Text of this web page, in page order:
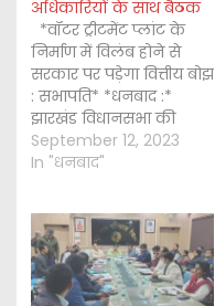
अधिकारियों के साथ बैठक
*वॉटर ट्रीटमेंट प्लांट के
निर्माण में विलंब होने से
सरकार पर पड़ेगा वित्तीय बोझ
: सभापति* *धनबाद :*
झारखंड विधानसभा की
सरकारी उपक्रमों संबंधी
समिति ने माननीय सभापति
अध्यक्षता में उप विकास
आयुक्त श्री शशि प्रकाश सिंह
सहित जिले के…
September 12, 2023
In "धनबाद"